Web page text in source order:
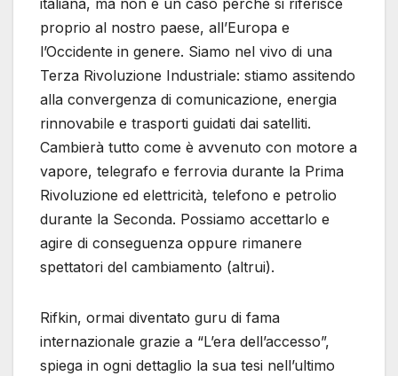
italiana, ma non è un caso perché si riferisce
proprio al nostro paese, all’Europa e
l’Occidente in genere. Siamo nel vivo di una
Terza Rivoluzione Industriale: stiamo assitendo
alla convergenza di comunicazione, energia
rinnovabile e trasporti guidati dai satelliti.
Cambierà tutto come è avvenuto con motore a
vapore, telegrafo e ferrovia durante la Prima
Rivoluzione ed elettricità, telefono e petrolio
durante la Seconda. Possiamo accettarlo e
agire di conseguenza oppure rimanere
spettatori del cambiamento (altrui).
Rifkin, ormai diventato guru di fama
internazionale grazie a “L’era dell’accesso”,
spiega in ogni dettaglio la sua tesi nell’ultimo